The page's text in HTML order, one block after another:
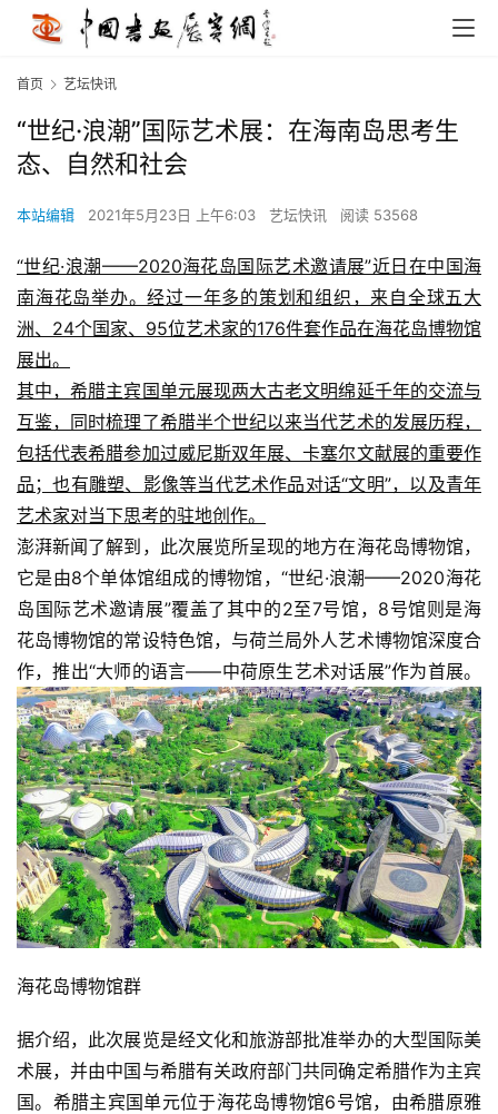
首页 艺坛快讯
“世纪·浪潮”国际艺术展：在海南岛思考生
态、自然和社会
本站编辑 2021年5月23日 上午6:03 艺坛快讯 阅读 53568
“世纪·浪潮——2020海花岛国际艺术邀请展”近日在中国海
南海花岛举办。经过一年多的策划和组织，来自全球五大
洲、24个国家、95位艺术家的176件套作品在海花岛博物馆
展出。
其中，希腊主宾国单元展现两大古老文明绵延千年的交流与
互鉴，同时梳理了希腊半个世纪以来当代艺术的发展历程，
包括代表希腊参加过威尼斯双年展、卡塞尔文献展的重要作
品；也有雕塑、影像等当代艺术作品对话“文明”，以及青年
艺术家对当下思考的驻地创作。
澎湃新闻了解到，此次展览所呈现的地方在海花岛博物馆，
它是由8个单体馆组成的博物馆，“世纪·浪潮——2020海花
岛国际艺术邀请展”覆盖了其中的2至7号馆，8号馆则是海
花岛博物馆的常设特色馆，与荷兰局外人艺术博物馆深度合
作，推出“大师的语言——中荷原生艺术对话展”作为首展。
海花岛博物馆群
据介绍，此次展览是经文化和旅游部批准举办的大型国际美
术展，并由中国与希腊有关政府部门共同确定希腊作为主宾
国。希腊主宾国单元位于海花岛博物馆6号馆，由希腊原雅